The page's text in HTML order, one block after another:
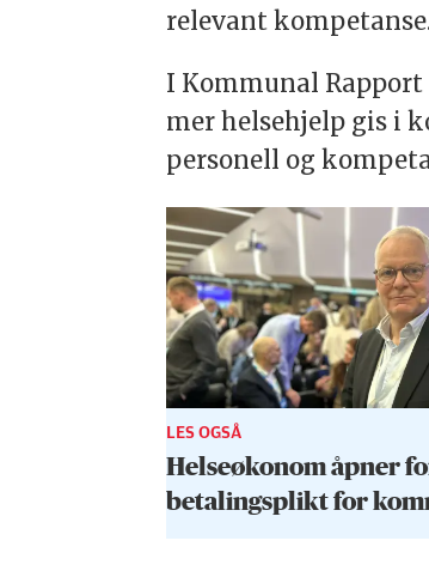
relevant
I Kommunal Rapport
mer helsehjelp gis i
personell og
LES OGSÅ
Helseøkonom åpner
betalings­plikt for